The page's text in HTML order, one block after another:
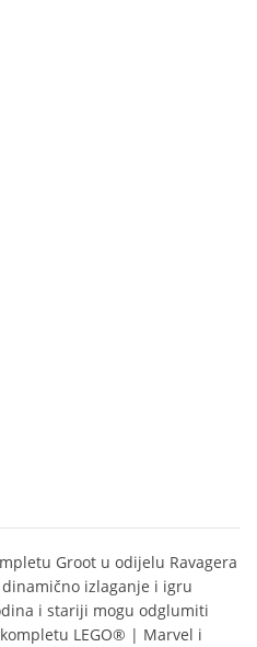
Groot u odijelu Ravagera
izlaganje i igru
i stariji mogu odglumiti
LEGO® | Marvel i